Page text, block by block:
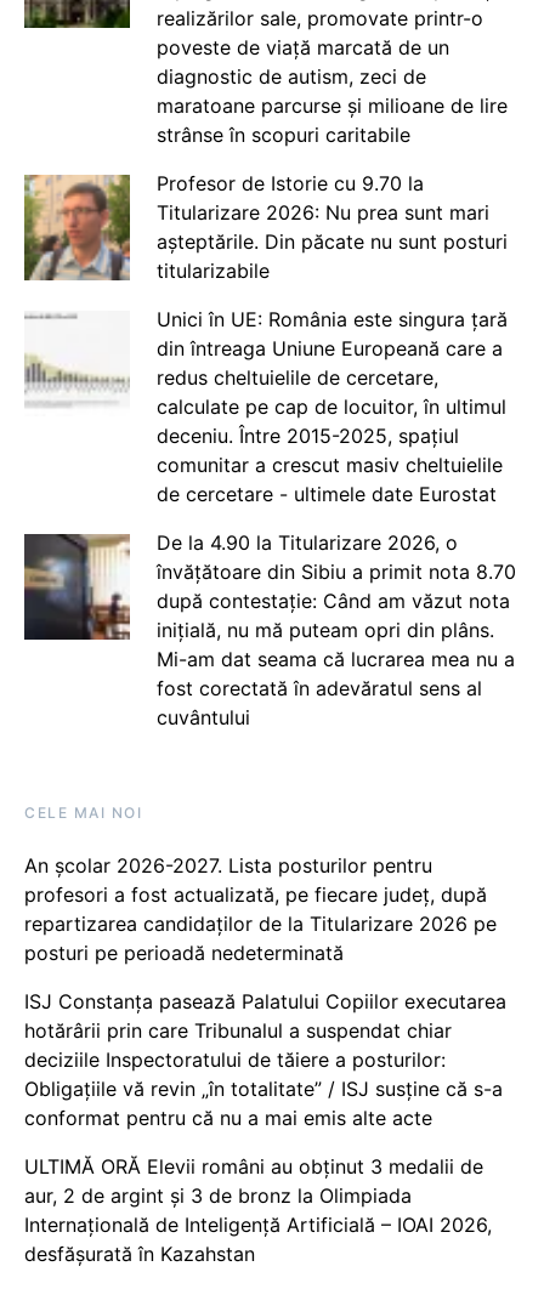
realizărilor sale, promovate printr-o
poveste de viață marcată de un
diagnostic de autism, zeci de
maratoane parcurse și milioane de lire
strânse în scopuri caritabile
Profesor de Istorie cu 9.70 la
Titularizare 2026: Nu prea sunt mari
așteptările. Din păcate nu sunt posturi
titularizabile
Unici în UE: România este singura țară
din întreaga Uniune Europeană care a
redus cheltuielile de cercetare,
calculate pe cap de locuitor, în ultimul
deceniu. Între 2015-2025, spațiul
comunitar a crescut masiv cheltuielile
de cercetare - ultimele date Eurostat
De la 4.90 la Titularizare 2026, o
învățătoare din Sibiu a primit nota 8.70
după contestație: Când am văzut nota
inițială, nu mă puteam opri din plâns.
Mi-am dat seama că lucrarea mea nu a
fost corectată în adevăratul sens al
cuvântului
CELE MAI NOI
An școlar 2026-2027. Lista posturilor pentru
profesori a fost actualizată, pe fiecare județ, după
repartizarea candidaților de la Titularizare 2026 pe
posturi pe perioadă nedeterminată
ISJ Constanța pasează Palatului Copiilor executarea
hotărârii prin care Tribunalul a suspendat chiar
deciziile Inspectoratului de tăiere a posturilor:
Obligațiile vă revin „în totalitate” / ISJ susține că s-a
conformat pentru că nu a mai emis alte acte
ULTIMĂ ORĂ Elevii români au obținut 3 medalii de
aur, 2 de argint și 3 de bronz la Olimpiada
Internațională de Inteligență Artificială – IOAI 2026,
desfășurată în Kazahstan